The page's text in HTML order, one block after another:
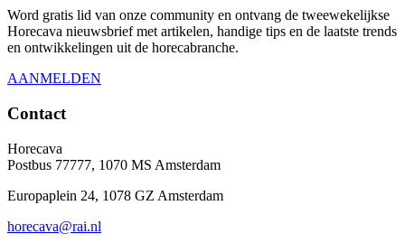
Word gratis lid van onze community en ontvang de tweewekelijkse
Horecava nieuwsbrief met artikelen, handige tips en de laatste trends
en ontwikkelingen uit de horecabranche.
AANMELDEN
Contact
Horecava
Postbus 77777, 1070 MS Amsterdam
Europaplein 24, 1078 GZ Amsterdam
horecava@rai.nl